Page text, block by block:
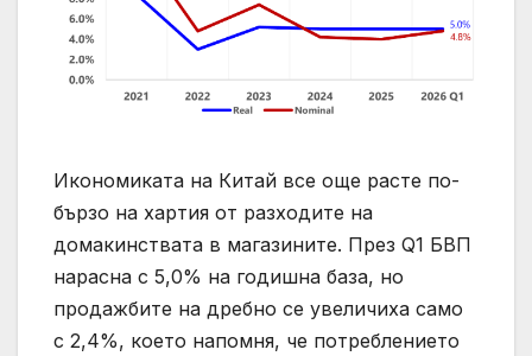
Икономиката на Китай все още расте по-
бързо на хартия от разходите на
домакинствата в магазините. През Q1 БВП
нарасна с 5,0% на годишна база, но
продажбите на дребно се увеличиха само
с 2,4%, което напомня, че потреблението